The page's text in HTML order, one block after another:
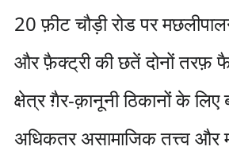
20 फ़ीट चौड़ी रोड पर
और फ़ैक्ट्री की छतें दोनों तरफ़
क्षेत्र ग़ैर-क़ानूनी ठिकानों के लिए
अधिकतर असामाजिक तत्त्व और